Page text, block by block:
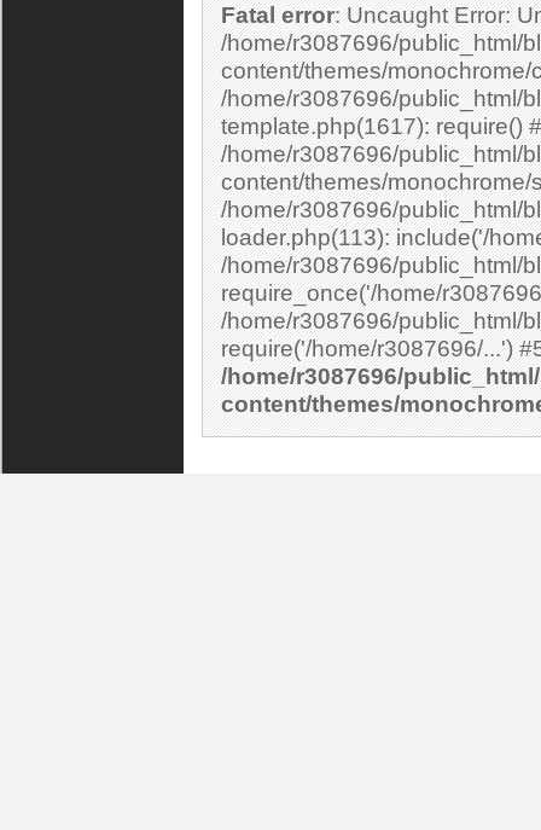
Fatal error: Uncaught Error: Undefined constant "cs_print_smilies" in
/home/r3087696/public_html/
content/themes/
/home/r3087696/public_html/
template.php(1617): require()
/home/r3087696/public_html/
content/themes/
/home/r3087696/public_html/
loader.php(113): include('/
/home/r3087696/public_html/
require_once('/home/
/home/r3087696/public_html/
/home/r3087696/
content/themes/